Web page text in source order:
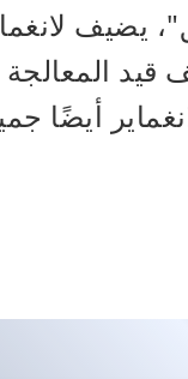
يضيف
أيضًا